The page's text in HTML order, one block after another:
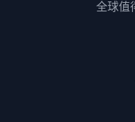
全球值